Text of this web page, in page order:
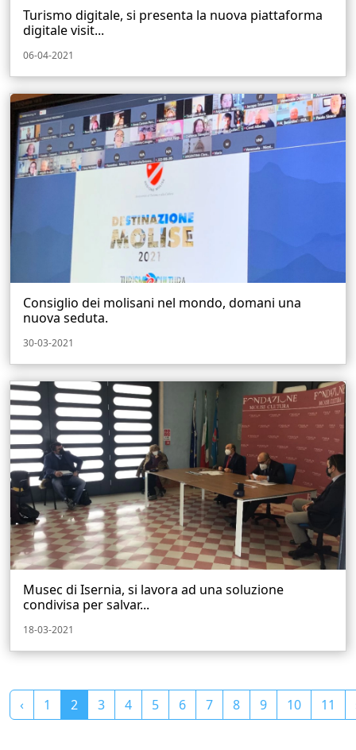
Turismo digitale, si presenta la nuova piattaforma
digitale visit...
06-04-2021
Consiglio dei molisani nel mondo, domani una
nuova seduta.
30-03-2021
Musec di Isernia, si lavora ad una soluzione
condivisa per salvar...
18-03-2021
‹ 1 2 3 4 5 6 7 8 9 10 11